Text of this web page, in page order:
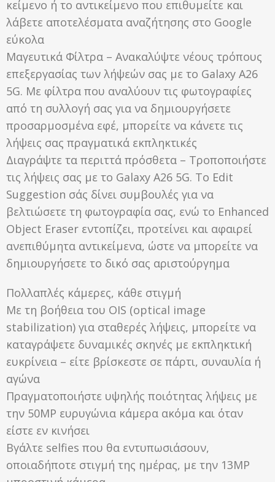
κείμενο ή το αντικείμενο που επιθυμείτε και
λάβετε αποτελέσματα αναζήτησης στο Google
εύκολα
Μαγευτικά Φίλτρα – Ανακαλύψτε νέους τρόπους
επεξεργασίας των λήψεών σας με το Galaxy A26
5G. Με φίλτρα που αναλύουν τις φωτογραφίες
από τη συλλογή σας για να δημιουργήσετε
προσαρμοσμένα εφέ, μπορείτε να κάνετε τις
λήψεις σας πραγματικά εκπληκτικές
Διαγράψτε τα περιττά πρόσθετα – Τροποποιήστε
τις λήψεις σας με το Galaxy A26 5G. Το Edit
Suggestion σάς δίνει συμβουλές για να
βελτιώσετε τη φωτογραφία σας, ενώ το Enhanced
Object Eraser εντοπίζει, προτείνει και αφαιρεί
ανεπιθύμητα αντικείμενα, ώστε να μπορείτε να
δημιουργήσετε το δικό σας αριστούργημα
Πολλαπλές κάμερες, κάθε στιγμή
Mε τη βοήθεια του OIS (optical image
stabilization) για σταθερές λήψεις, μπορείτε να
καταγράψετε δυναμικές σκηνές με εκπληκτική
ευκρίνεια – είτε βρίσκεστε σε πάρτι, συναυλία ή
αγώνα
Πραγματοποιήστε υψηλής ποιότητας λήψεις με
την 50MP ευρυγώνια κάμερα ακόμα και όταν
είστε εν κινήσει
Βγάλτε selfies που θα εντυπωσιάσουν,
οποιαδήποτε στιγμή της ημέρας, με την 13MP